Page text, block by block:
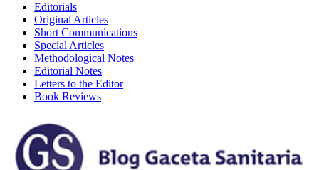
Editorials
Original Articles
Short Communications
Special Articles
Methodological Notes
Editorial Notes
Letters to the Editor
Book Reviews